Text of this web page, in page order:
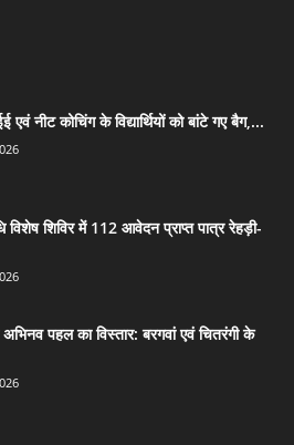
एवं नीट कोचिंग के विद्यार्थियों को बांटे गए बैग,...
विशेष शिविर में 112 आवेदन प्राप्त पात्र रेहड़ी-
पहल का विस्तार: बरगवां एवं चितरंगी के